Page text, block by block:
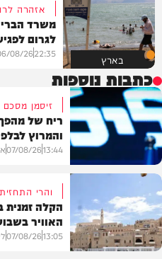
בארץ
אזהרה
משרד
לגרום
22:35
08/26
כתבות נוספות
פוליטי
זיסמן
ריח של
והמרוץ
13:44
07/08/26
והרי התחזית
הקלה זמנית
האוויר
13:05
07/08/26